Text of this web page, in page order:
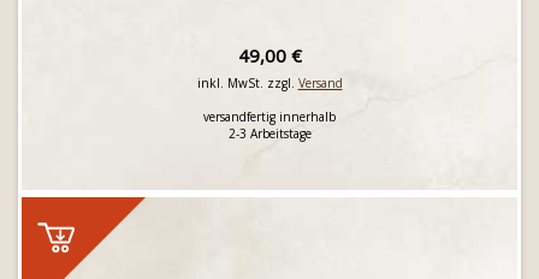
49,00 €
inkl. MwSt. zzgl. Versand
versandfertig innerhalb
2-3 Arbeitstage